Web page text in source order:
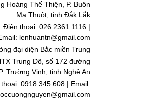
Hoàng Thế Thiện, P. Buôn
Ma Thuột, tỉnh Đắk Lắk
Điện thoại: 026.2361.1116 |
lenhuantn@gmail.com
đại diện Bắc miền Trung
Trung Đô, số 172 đường
Trường Vinh, tỉnh Nghệ An
0918.345.608 | Email: